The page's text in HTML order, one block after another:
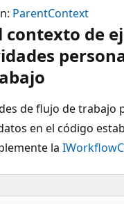
ParentContext
contexto de
de flujo de trabajo
en el código
la